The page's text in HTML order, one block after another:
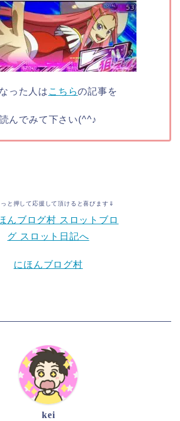
った人は こちらの記事を
読んでみて下さい(^^♪
と押して応援して頂けると喜びます⇓
にほんブログ村
kei